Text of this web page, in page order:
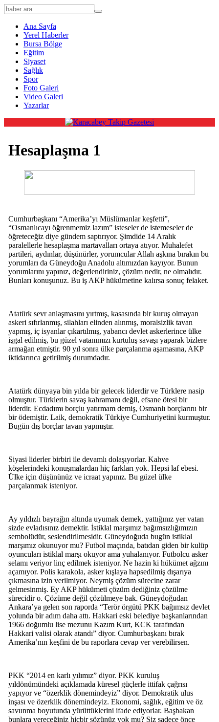
Ana Sayfa
Yerel Haberler
Bursa Bölge
Eğitim
Siyaset
Sağlık
Spor
Foto Galeri
Video Galeri
Yazarlar
Hesaplaşma 1
Cumhurbaşkanı “Amerika’yı Müslümanlar keşfetti”,
“Osmanlıcayı öğrenmemiz lazım” isteseler de istemeseler de
öğreteceğiz diye gündem saptırıyor. Şimdide 14 Aralık
paralellerle hesaplaşma martavalları ortaya atıyor. Muhalefet
partileri, aydınlar, düşünürler, yorumcular Allah aşkına bırakın bu
yorumları da Güneydoğu Anadolu altımızdan kayıyor. Bunun
yorumlarını yapınız, değerlendiriniz, çözüm nedir, ne olmalıdır.
Bunları konuşunuz. Bu iş AKP hükümetine kalırsa sonuç felaket.
Atatürk sevr anlaşmasını yırtmış, kasasında bir kuruş olmayan
askeri sıfırlanmış, silahları elinden alınmış, moralsizlik tavan
yapmış, iç isyanlar çıkartılmış, yabancı devlet askerlerince ülke
işgal edilmiş, bu güzel vatanımızı kurtuluş savaşı yaparak bizlere
armağan etmiştir. 90 yıl sonra ülke parçalanma aşamasına, AKP
iktidarınca getirilmiş durumdadır.
Atatürk dünyaya bin yılda bir gelecek liderdir ve Türklere nasip
olmuştur. Türklerin savaş kahramanı değil, efsane ötesi bir
liderdir. Ecdadımı borçlu yatırmam demiş, Osmanlı borçlarını bir
bir ödemiştir. Laik, demokratik Türkiye Cumhuriyetini kurmuştur.
Bugün dış borçlar tavan yapmıştır.
Siyasi liderler birbiri ile devamlı dolaşıyorlar. Kahve
köşelerindeki konuşmalardan hiç farkları yok. Hepsi laf ebesi.
Ülke için düşününüz ve icraat yapınız. Bu güzel ülke
parçalanmak isteniyor.
Ay yıldızlı bayrağın altında uyumak demek, yattığınız yer vatan
sizde evladısınız demektir. İstiklal marşımız bağımsızlığımızın
sembolüdür, seslendirilmesidir. Güneydoğuda bugün istiklal
marşımız okunuyor mu? Futbol maçında, batıdan giden bir kulüp
oyuncuları istiklal marşı okuyor ama yuhalanıyor. Futbolcu asker
selamı veriyor linç edilmek isteniyor. Ne hazin ki hükümet ağzını
açamıyor. Polis karakola, asker kışlaya hapsedilmiş dışarıya
çıkmasına izin verilmiyor. Neymiş çözüm sürecine zarar
gelmesinmiş. Ey AKP hükümeti çözüm dediğiniz çözülme
sürecidir o. Çözüme değil çözülmeye bak. Güneydoğudan
Ankara’ya gelen son raporda “Terör örgütü PKK bağımsız devlet
yolunda bir adım daha attı. Hakkari eski belediye başkanlarından
1966 doğumlu lise mezunu Kazım Kurt, KCK tarafından
Hakkari valisi olarak atandı” diyor. Cumhurbaşkanı bırak
Amerika’nın keşfini de bu raporlara cevap ver verebilirsen.
PKK “2014 en karlı yılımız” diyor. PKK kuruluş
yıldönümündeki açıklamada küresel güçlerle ittifak çağrısı
yapıyor ve “özerklik dönemindeyiz” diyor. Demokratik ulus
inşası ve özerklik dönemindeyiz. Ekonomi, sağlık, eğitim ve öz
savunma boyutunda yürüttüklerini ifade ediyorlar. Başbakan
bunlara vereceğiniz hiçbir sözünüz yok mu? Siz sadece önce